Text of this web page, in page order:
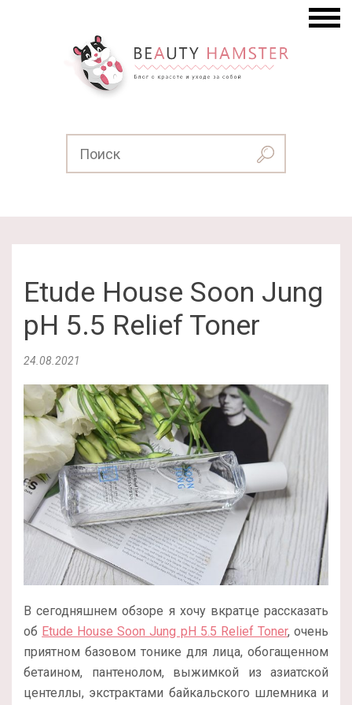
Etude House Soon Jung
pH 5.5 Relief Toner
24.08.2021
В сегодняшнем обзоре я хочу вкратце рассказать
об Etude House Soon Jung pH 5.5 Relief Toner, очень
приятном базовом тонике для лица, обогащенном
бетаином, пантенолом, выжимкой из азиатской
центеллы, экстрактами байкальского шлемника и